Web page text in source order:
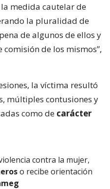
medida cautelar de
la pluralidad de
de algunos de ellos y
de los mismos”,
la víctima resultó
múltiples contusiones y
como de carácter
contra la mujer,
o recibe orientación